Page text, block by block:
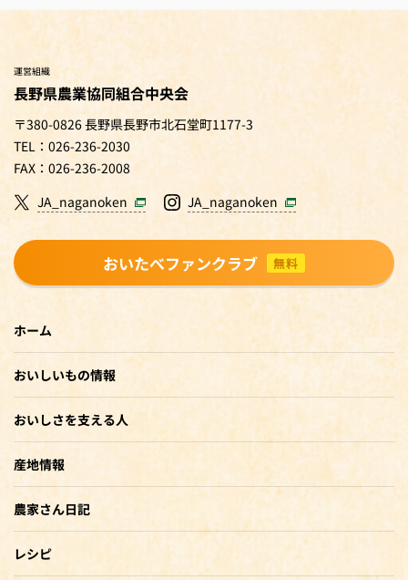
運営組織
長野県農業協同組合中央会
〒380-0826 長野県長野市北石堂町1177-3
TEL：026-236-2030
FAX：026-236-2008
JA_naganoken
JA_naganoken
おいたべファンクラブ 無料
ホーム
おいしいもの情報
おいしさを支える人
産地情報
農家さん日記
レシピ